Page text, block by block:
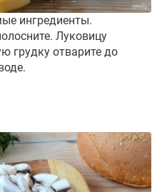
ингредиенты.
Луковицу
грудку отварите до